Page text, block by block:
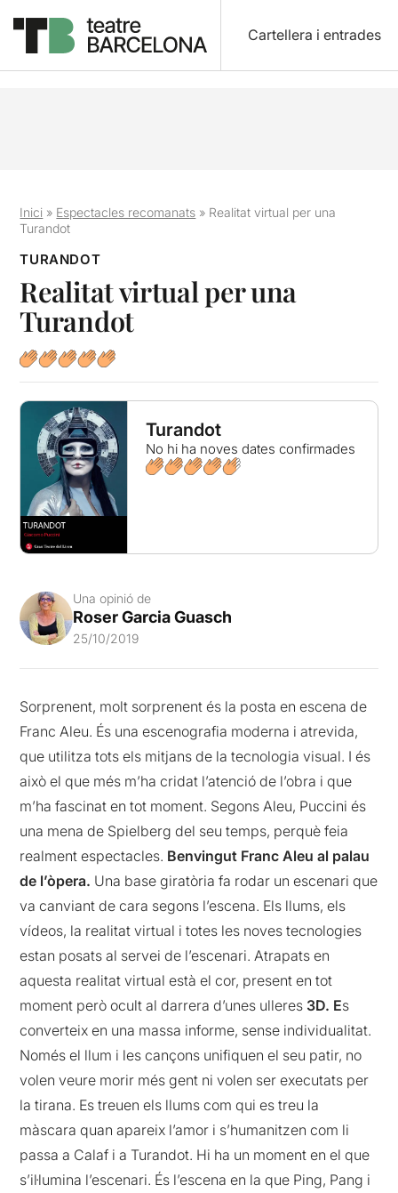
Cartellera i entrades
Inici » Espectacles recomanats » Realitat virtual per una
Turandot
TURANDOT
Realitat virtual per una
Turandot
Turandot
No hi ha noves dates confirmades
Una opinió de
Roser Garcia Guasch
25/10/2019
Sorprenent, molt sorprenent és la posta en escena de
Franc Aleu. És una escenografia moderna i atrevida,
que utilitza tots els mitjans de la tecnologia visual. I és
això el que més m’ha cridat l’atenció de l’obra i que
m’ha fascinat en tot moment. Segons Aleu, Puccini és
una mena de Spielberg del seu temps, perquè feia
realment espectacles. Benvingut Franc Aleu al palau
de l’òpera. Una base giratòria fa rodar un escenari que
va canviant de cara segons l’escena. Els llums, els
vídeos, la realitat virtual i totes les noves tecnologies
estan posats al servei de l’escenari. Atrapats en
aquesta realitat virtual està el cor, present en tot
moment però ocult al darrera d’unes ulleres 3D. Es
converteix en una massa informe, sense individualitat.
Només el llum i les cançons unifiquen el seu patir, no
volen veure morir més gent ni volen ser executats per
la tirana. Es treuen els llums com qui es treu la
màscara quan apareix l’amor i s’humanitzen com li
passa a Calaf i a Turandot. Hi ha un moment en el que
s’il·lumina l’escenari. És l’escena en la que Ping, Pang i